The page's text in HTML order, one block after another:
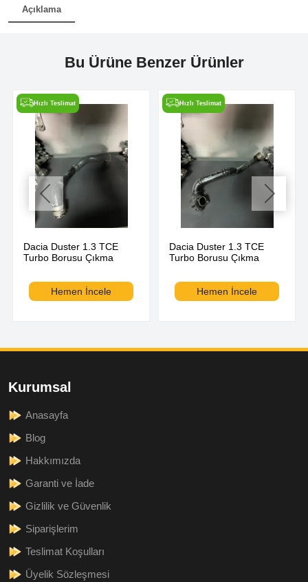
Açıklama
Bu Ürüne Benzer Ürünler
Hızlı Teslimat
Dacia Duster 1.3 TCE
Turbo Borusu Çıkma
Hemen İncele
Hızlı Teslimat
Dacia Duster 1.3 TCE
Turbo Borusu Çıkma
Hemen İncele
Kurumsal
Anasayfa
Blog
Hakkımızda
Garanti ve İade
Gizlilik ve Güvenlik
Siparişlerim
Teslimat Koşulları
Üyelik Sözleşmesi